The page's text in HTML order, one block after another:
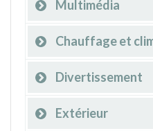
Multimédia
Chauffage et
Divertissement
Extérieur